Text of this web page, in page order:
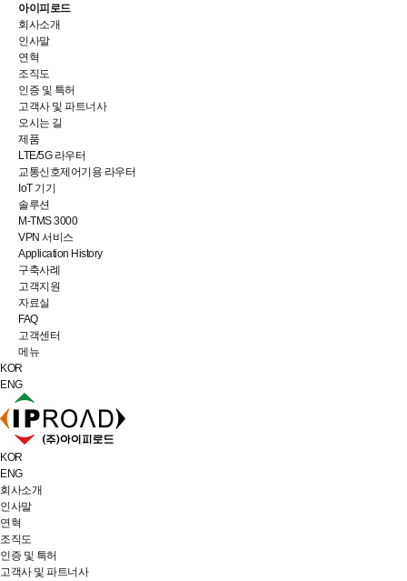
아이피로드
회사소개
인사말
연혁
조직도
인증 및 특허
고객사 및 파트너사
오시는 길
제품
LTE/5G 라우터
교통신호제어기용 라우터
IoT 기기
솔루션
M-TMS 3000
VPN 서비스
Application History
구축사례
고객지원
자료실
FAQ
고객센터
메뉴
KOR
ENG
KOR
ENG
회사소개
인사말
연혁
조직도
인증 및 특허
고객사 및 파트너사